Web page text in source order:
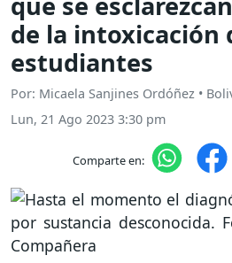
de la intoxicación
estudiantes
Por: Micaela Sanjines Ordóñez •
Lun, 21 Ago 2023 3:30 pm
Comparte en: